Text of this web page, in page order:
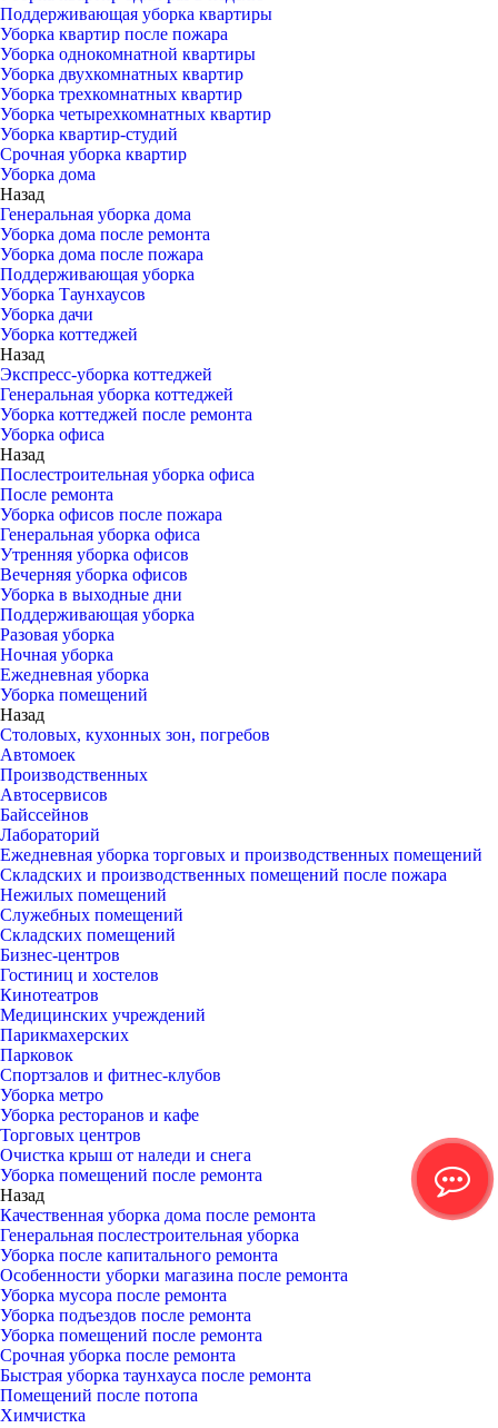
Поддерживающая уборка квартиры
Уборка квартир после пожара
Уборка однокомнатной квартиры
Уборка двухкомнатных квартир
Уборка трехкомнатных квартир
Уборка четырехкомнатных квартир
Уборка квартир-студий
Срочная уборка квартир
Уборка дома
Назад
Генеральная уборка дома
Уборка дома после ремонта
Уборка дома после пожара
Поддерживающая уборка
Уборка Таунхаусов
Уборка дачи
Уборка коттеджей
Назад
Экспресс-уборка коттеджей
Генеральная уборка коттеджей
Уборка коттеджей после ремонта
Уборка офиса
Назад
Послестроительная уборка офиса
После ремонта
Уборка офисов после пожара
Генеральная уборка офиса
Утренняя уборка офисов
Вечерняя уборка офисов
Уборка в выходные дни
Поддерживающая уборка
Разовая уборка
Ночная уборка
Ежедневная уборка
Уборка помещений
Назад
Столовых, кухонных зон, погребов
Автомоек
Производственных
Автосервисов
Байссейнов
Лабораторий
Ежедневная уборка торговых и производственных помещений
Складских и производственных помещений после пожара
Нежилых помещений
Служебных помещений
Складских помещений
Бизнес-центров
Гостиниц и хостелов
Кинотеатров
Медицинских учреждений
Парикмахерских
Парковок
Спортзалов и фитнес-клубов
Уборка метро
Уборка ресторанов и кафе
Торговых центров
Очистка крыш от наледи и снега
Уборка помещений после ремонта
Назад
Качественная уборка дома после ремонта
Генеральная послестроительная уборка
Уборка после капитального ремонта
Особенности уборки магазина после ремонта
Уборка мусора после ремонта
Уборка подъездов после ремонта
Уборка помещений после ремонта
Срочная уборка после ремонта
Быстрая уборка таунхауса после ремонта
Помещений после потопа
Химчистка